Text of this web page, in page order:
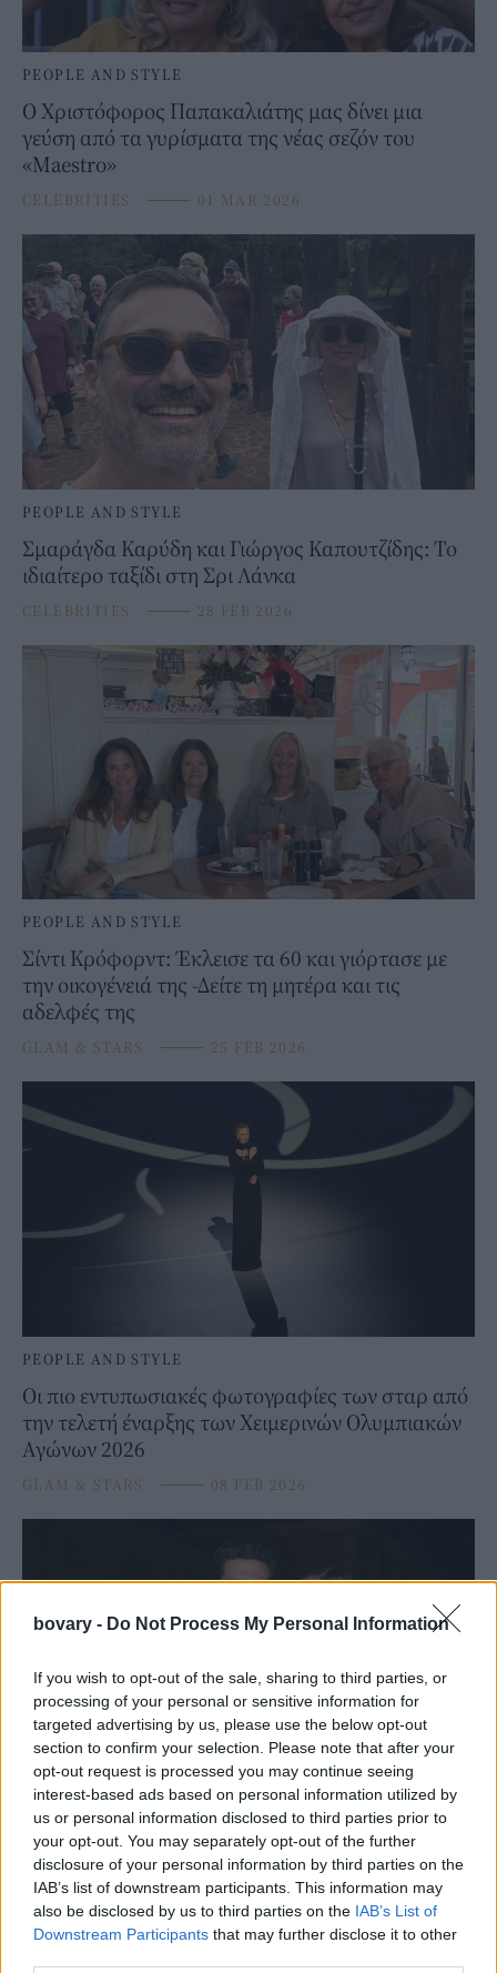
bovary - Do Not Process My Personal Information
If you wish to opt-out of the sale, sharing to third parties, or
processing of your personal or sensitive information for
targeted advertising by us, please use the below opt-out
section to confirm your selection. Please note that after your
opt-out request is processed you may continue seeing
interest-based ads based on personal information utilized by
us or personal information disclosed to third parties prior to
your opt-out. You may separately opt-out of the further
disclosure of your personal information by third parties on the
IAB’s list of downstream participants. This information may
also be disclosed by us to third parties on the IAB’s List of
Downstream Participants that may further disclose it to other
PEOPLE AND STYLE
Ο Χριστόφορος Παπακαλιάτης μας δίνει μια
γεύση από τα γυρίσματα της νέας σεζόν του
«Maestro»
CELEBRITIES ⸻ 01 MAR 2026
PEOPLE AND STYLE
Σμαράγδα Καρύδη και Γιώργος Καπουτζίδης: Το
ιδιαίτερο ταξίδι στη Σρι Λάνκα
CELEBRITIES ⸻ 28 FEB 2026
PEOPLE AND STYLE
Σίντι Κρόφορντ: Έκλεισε τα 60 και γιόρτασε με
την οικογένειά της -Δείτε τη μητέρα και τις
αδελφές της
GLAM & STARS ⸻ 25 FEB 2026
PEOPLE AND STYLE
Οι πιο εντυπωσιακές φωτογραφίες των σταρ από
την τελετή έναρξης των Χειμερινών Ολυμπιακών
Αγώνων 2026
GLAM & STARS ⸻ 08 FEB 2026
PEOPLE AND STYLE
Ο Μπρούκλιν Μπέκαμ δημοσιεύει μία τόπλες
φωτογραφία της Νίκολα Πελτζ λίγες μέρες μετά
το σκάνδαλο
GLAM & STARS ⸻28 JAN 2026